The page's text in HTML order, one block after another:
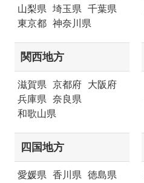
山梨県
埼玉県
千葉県
東京都
神奈川県
関西地方
滋賀県 京都府
大阪府
兵庫県
奈良県
和歌山県
四国地方
愛媛県 香川県
徳島県